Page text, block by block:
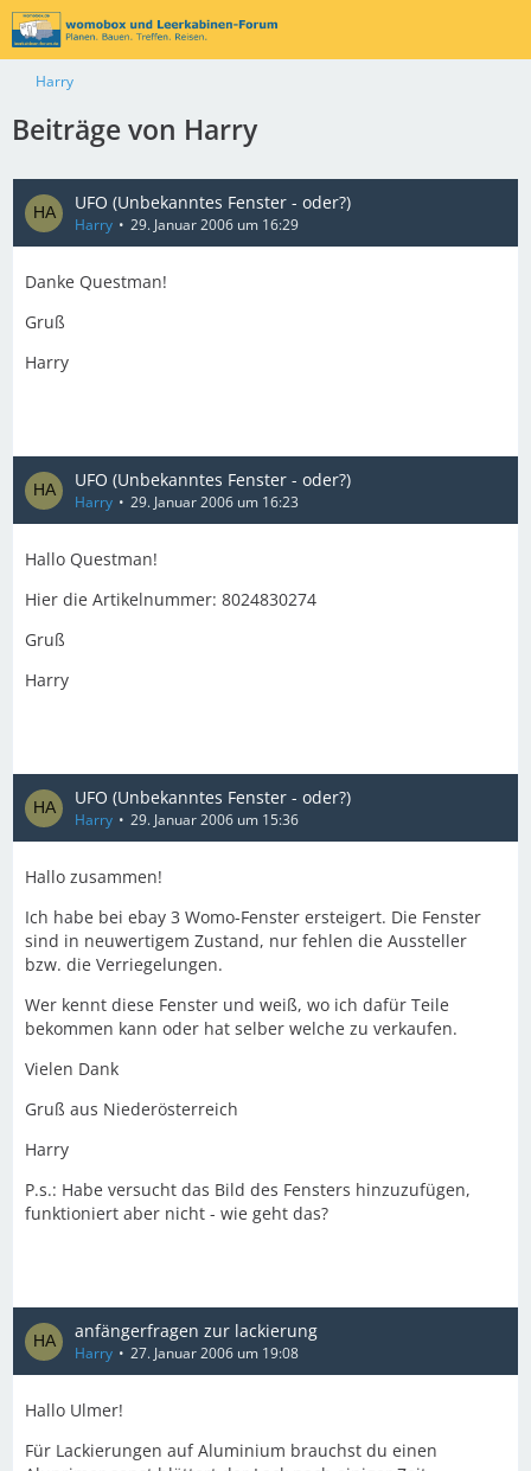
Harry
Beiträge von Harry
UFO (Unbekanntes Fenster - oder?)
Harry 29. Januar 2006 um 16:29
Danke Questman!
Gruß
Harry
UFO (Unbekanntes Fenster - oder?)
Harry 29. Januar 2006 um 16:23
Hallo Questman!
Hier die Artikelnummer: 8024830274
Gruß
Harry
UFO (Unbekanntes Fenster - oder?)
Harry 29. Januar 2006 um 15:36
Hallo zusammen!
Ich habe bei ebay 3 Womo-Fenster ersteigert. Die Fenster
sind in neuwertigem Zustand, nur fehlen die Aussteller
bzw. die Verriegelungen.
Wer kennt diese Fenster und weiß, wo ich dafür Teile
bekommen kann oder hat selber welche zu verkaufen.
Vielen Dank
Gruß aus Niederösterreich
Harry
P.s.: Habe versucht das Bild des Fensters hinzuzufügen,
funktioniert aber nicht - wie geht das?
anfängerfragen zur lackierung
Harry 27. Januar 2006 um 19:08
Hallo Ulmer!
Für Lackierungen auf Aluminium brauchst du einen